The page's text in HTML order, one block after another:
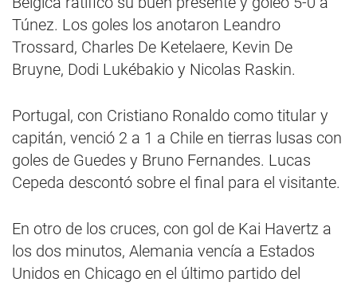
Túnez. Los goles los anotaron Leandro
Trossard, Charles De Ketelaere, Kevin De
Bruyne, Dodi Lukébakio y Nicolas Raskin.
Portugal, con Cristiano Ronaldo como titular y
capitán, venció 2 a 1 a Chile en tierras lusas con
goles de Guedes y Bruno Fernandes. Lucas
Cepeda descontó sobre el final para el visitante.
En otro de los cruces, con gol de Kai Havertz a
los dos minutos, Alemania vencía a Estados
Unidos en Chicago en el último partido del